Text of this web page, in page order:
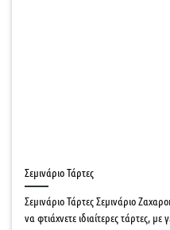
Σεμινάριο Τάρτες
Σεμινάριο Τάρτες Σεμινάριο
να φτιάχνετε ιδιαίτερες τάρτες,